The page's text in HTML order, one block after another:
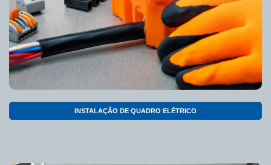
INSTALAÇÃO DE QUADRO ELÉTRICO